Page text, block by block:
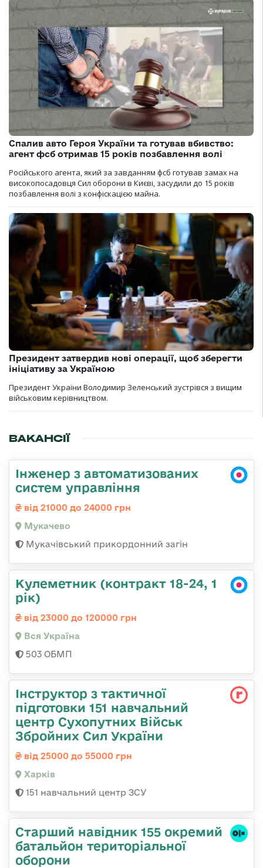
Спалив авто Героя України та готував вбивство:
агент фсб отримав 15 років позбавлення волі
Російського агента, який за завданням фсб готував замах на
високопосадовця Сил оборони в Києві, засудили до 15 років
позбавлення волі з конфіскацією майна.
Президент затвердив нові операції, щоб зберегти
ініціативу за Україною
Президент України Володимир Зеленський зустрівся з вищим
військовим керівництвом.
ВАКАНСІЇ
Інженер з автоматизованих
систем управління
від 21000 до 24000 грн
Мукачево
Мукачівський прикордонний загін
Кулеметник (контракт 18-24, 1
рік)
від 23000 до 120000 грн
Вся Україна
503 ОБМП
Інструктор з тактичної
підготовки 151 навчальний
центр Сухопутних Військ
Збройних Сил України
від 25000 до 55000 грн
Харків
151 навчальний центр ЗСУ
Старший навідник 155 окремий
батальйон територіальної
оборони